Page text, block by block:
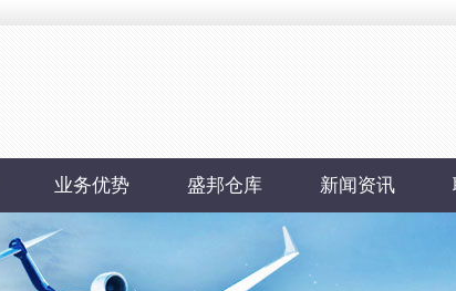
业务优势 盛邦仓库 新闻资讯